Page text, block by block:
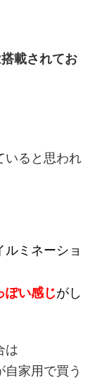
載されてお
いると思われ
ミネーショ
ぽい感じがし
は
家用で買う